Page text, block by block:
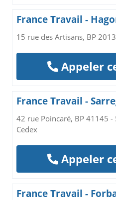
France Travail -
15 rue des Artisans, BP
Appeler
France Travail -
42 rue Poincaré, BP 41145
Cedex
Appeler
France Travail -